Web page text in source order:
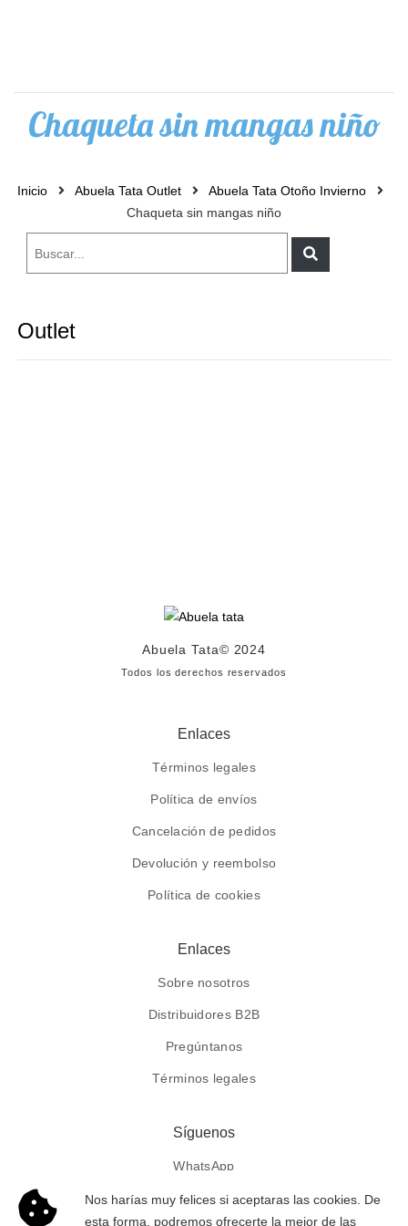
Chaqueta sin mangas niño
Inicio Abuela Tata Outlet
Abuela Tata Otoño Invierno
Chaqueta sin mangas niño
Outlet
Abuela Tata© 2024
Todos los derechos reservados
Enlaces
Términos legales
Política de envíos
Cancelación de pedidos
Devolución y reembolso
Política de cookies
Enlaces
Sobre nosotros
Distribuidores B2B
Pregúntanos
Términos legales
Síguenos
WhatsApp
Facebook
Nos harías muy felices si aceptaras las cookies. De
esta forma, podremos ofrecerte la mejor de las